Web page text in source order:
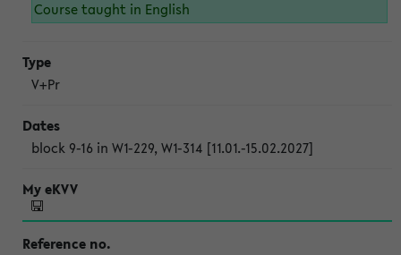
Course taught in English
V+Pr
block 9-16 in W1-229, W1-314 [11.01.-15.02.2027]